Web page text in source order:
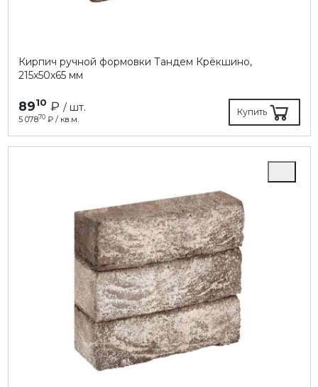
Кирпич ручной формовки Тандем Крёкшино,
215х50х65 мм
8910 ₽ / шт.
5 07870₽ / кв.м.
Купить